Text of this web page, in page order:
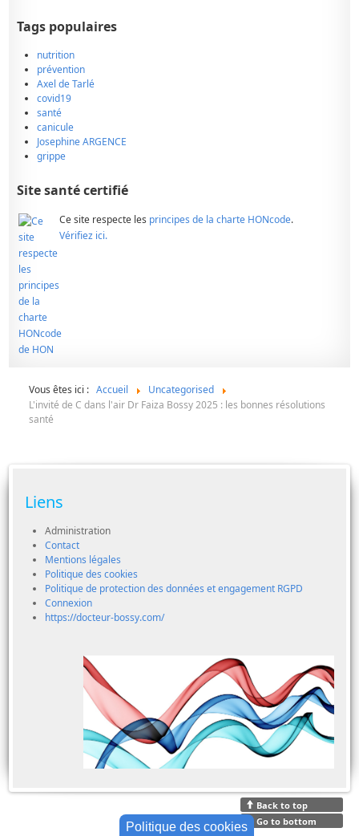
Politique des cookies
Tags populaires
nutrition
prévention
Axel de Tarlé
covid19
santé
canicule
Josephine ARGENCE
grippe
Site santé certifié
Ce site respecte les principes de la charte HONcode.
Vérifiez ici.
Vous êtes ici : Accueil
Uncategorised
L'invité de C dans l'air Dr Faiza Bossy 2025 : les bonnes résolutions
santé
Liens
Administration
Contact
Mentions légales
Politique des cookies
Politique de protection des données et engagement RGPD
Connexion
https://docteur-bossy.com/
Back to top
Go to bottom